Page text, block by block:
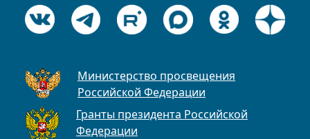
Министерство просвещения
Российской Федерации
Гранты президента Российской
Федерации